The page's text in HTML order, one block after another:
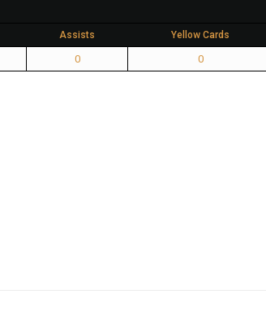
Assists Yellow Cards
0 0